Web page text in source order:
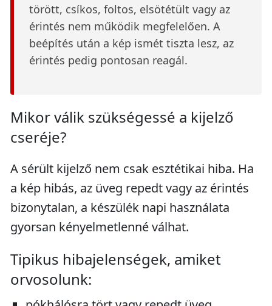
törött, csíkos, foltos, elsötétült vagy az
érintés nem működik megfelelően. A
beépítés után a kép ismét tiszta lesz, az
érintés pedig pontosan reagál.
Mikor válik szükségessé a kijelző
cseréje?
A sérült kijelző nem csak esztétikai hiba. Ha
a kép hibás, az üveg repedt vagy az érintés
bizonytalan, a készülék napi használata
gyorsan kényelmetlenné válhat.
Tipikus hibajelenségek, amiket
orvosolunk: